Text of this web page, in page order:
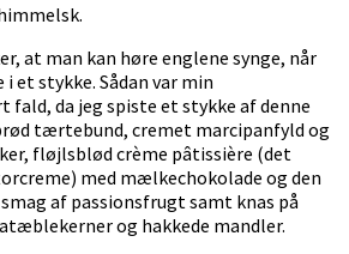
at man kan høre englene synge, når
stykke. Sådan var min
fald, da jeg spiste et stykke af denne
tærtebund, cremet marcipanfyld og
fløjlsblød crème pâtissière (det
med mælkechokolade og den
af passionsfrugt samt knas på
og hakkede mandler.